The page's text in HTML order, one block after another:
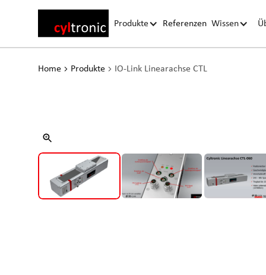
Produkte Referenzen Wissen
Home Produkte IO-Link Linearachse CTL